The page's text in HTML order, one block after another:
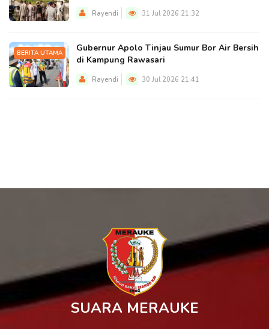
Rayendi 31 Jul 2026 21:32
BERITA UTAMA
Gubernur Apolo Tinjau Sumur Bor Air Bersih
di Kampung Rawasari
Rayendi 30 Jul 2026 21:41
SUARA MERAUKE